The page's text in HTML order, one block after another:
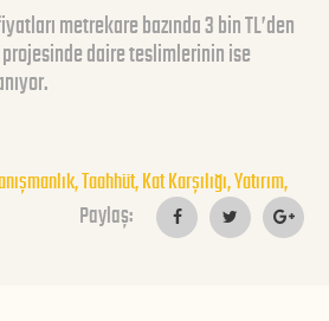
metrekare bazında 3 bin TL’den
projesinde daire teslimlerinin ise
Taahhüt, Kat Karşılığı,Yatırım,
Paylaş: